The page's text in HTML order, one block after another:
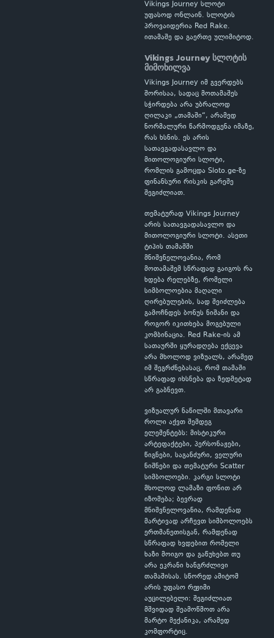
Vikings Journey სლოტი
უფასოდ ონლაინ. სლოტის
პროვაიდერია Red Rake.
ითამაშე და გაერთე ულიმიტოდ.
Vikings Journey სლოტის
მიმოხილვა
Vikings Journey იმ გვერდებს
შორისაა, სადაც მოთამაშეს
სჭირდება არა უბრალოდ
ღილაკი „თამაში“, არამედ
ნორმალური წარმოდგენა იმაზე,
რას ხსნის. ეს არის
სათავგადასავლო და
მითოლოგიური სლოტი,
რომლის გამოცდა Sloto.ge-ზე
ფინანსური რისკის გარეშე
შეგიძლიათ.
თემატურად Vikings Journey
არის სათავგადასავლო და
მითოლოგიური სლოტი. ასეთი
ტიპის თამაშში
მნიშვნელოვანია, რომ
მოთამაშემ სწრაფად გაიგოს რა
ხდება რელებზე, რომელი
სიმბოლოებია მაღალი
ღირებულების, სად შეიძლება
გამოჩნდეს ბონუს ნიშანი და
როგორ იკითხება მოგებული
კომბინაცია. Red Rake-ის ამ
სათაურში ყურადღება ექცევა
არა მხოლოდ ვიზუალს, არამედ
იმ შეგრძნებასაც, რომ თამაში
სწრაფად იხსნება და ზედმეტად
არ გაბნევთ.
ვიზუალურ ნაწილში მთავარი
როლი აქვთ შემდეგ
ელემენტებს: მისტიკური
არტეფაქტები, პერსონაჟები,
წიგნები, საგანძური, ველური
ნიშნები და თემატური Scatter
სიმბოლოები. კარგი სლოტი
მხოლოდ ლამაზი ფონით არ
იზომება; ბევრად
მნიშვნელოვანია, რამდენად
მარტივად არჩევთ სიმბოლოებს
ერთმანეთისგან, რამდენად
სწრაფად ხვდებით რომელი
ხაზი მოიგო და გაწუხებთ თუ
არა ეკრანი ხანგრძლივი
თამაშისას. სწორედ ამიტომ
არის უფასო რეჟიმი
აუცილებელი: შეგიძლიათ
მშვიდად შეამოწმოთ არა
მარტო მექანიკა, არამედ
კომფორტიც.